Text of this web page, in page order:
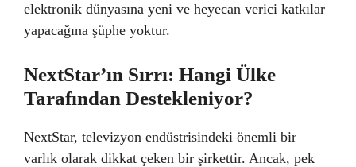
elektronik dünyasına yeni ve heyecan verici katkılar
yapacağına şüphe yoktur.
NextStar’ın Sırrı: Hangi Ülke
Tarafından Destekleniyor?
NextStar, televizyon endüstrisindeki önemli bir
varlık olarak dikkat çeken bir şirkettir. Ancak, pek